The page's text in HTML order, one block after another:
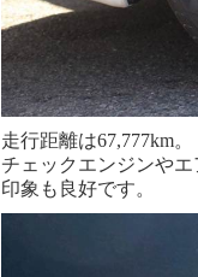
走行距離は67,777km。
チェックエンジンや
印象も良好です。